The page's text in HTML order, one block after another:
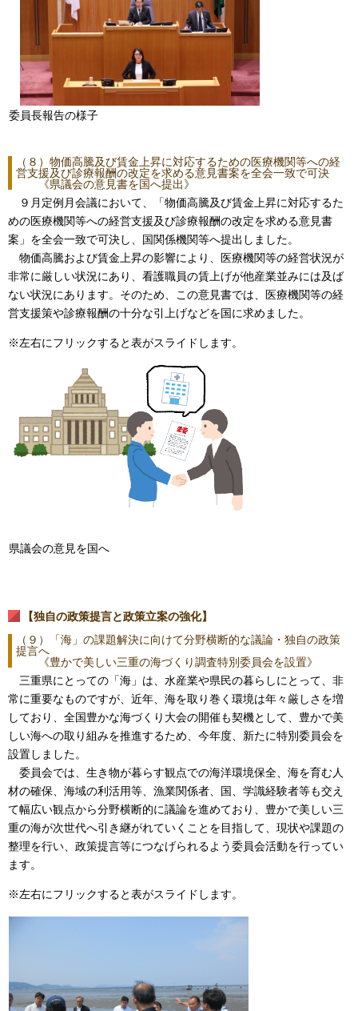
委員長報告の様子
（８）物価高騰及び賃金上昇に対応するための医療機関等への経
営支援及び診療報酬の改定を求める意見書案を全会一致で可決
《県議会の意見書を国へ提出》
９月定例月会議において、「物価高騰及び賃金上昇に対応するた
めの医療機関等への経営支援及び診療報酬の改定を求める意見書
案」を全会一致で可決し、国関係機関等へ提出しました。
物価高騰および賃金上昇の影響により、医療機関等の経営状況が
非常に厳しい状況にあり、看護職員の賃上げが他産業並みには及ば
ない状況にあります。そのため、この意見書では、医療機関等の経
営支援策や診療報酬の十分な引上げなどを国に求めました。
※左右にフリックすると表がスライドします。
県議会の意見を国へ
【独自の政策提言と政策立案の強化】
（９）「海」の課題解決に向けて分野横断的な議論・独自の政策
提言へ
《豊かで美しい三重の海づくり調査特別委員会を設置》
三重県にとっての「海」は、水産業や県民の暮らしにとって、非
常に重要なものですが、近年、海を取り巻く環境は年々厳しさを増
しており、全国豊かな海づくり大会の開催も契機として、豊かで美
しい海への取り組みを推進するため、今年度、新たに特別委員会を
設置しました。
委員会では、生き物が暮らす観点での海洋環境保全、海を育む人
材の確保、海域の利活用等、漁業関係者、国、学識経験者等も交え
て幅広い観点から分野横断的に議論を進めており、豊かで美しい三
重の海が次世代へ引き継がれていくことを目指して、現状や課題の
整理を行い、政策提言等につなげられるよう委員会活動を行ってい
ます。
※左右にフリックすると表がスライドします。